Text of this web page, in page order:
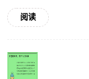
阅读